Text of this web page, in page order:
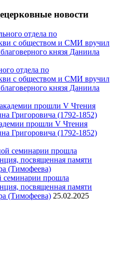
новости
отдела по
с обществом и СМИ вручил
князя Даниила
прошли V Чтения
Григоровича (1792-1852)
семинарии прошла
посвященная памяти
(Тимофеева) 25.02.2025